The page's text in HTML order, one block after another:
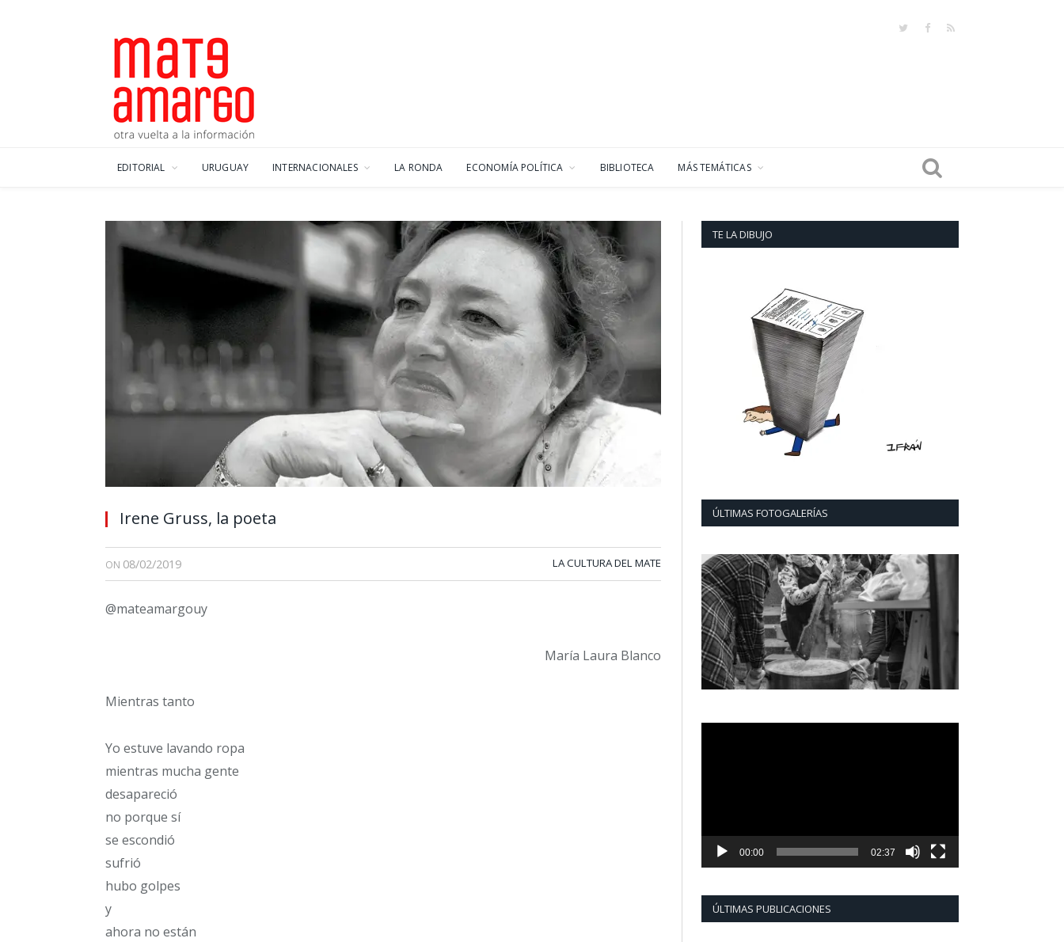
TwitterFacebook
RSS
EDITORIAL URUGUAY INTERNACIONALES LA RONDA ECONOMÍA POLÍTICA BIBLIOTECA MÁS TEMÁTICAS
Irene Gruss, la poeta
ON 08/02/2019 LA CULTURA DEL MATE
@mateamargouy
María Laura Blanco
Mientras tanto
Yo estuve lavando ropa
mientras mucha gente
desapareció
no porque sí
se escondió
sufrió
hubo golpes
y
ahora no están
TE LA DIBUJO
ÚLTIMAS FOTOGALERÍAS
00:00 02:37
ÚLTIMAS PUBLICACIONES